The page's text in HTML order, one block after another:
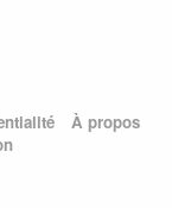
À propos